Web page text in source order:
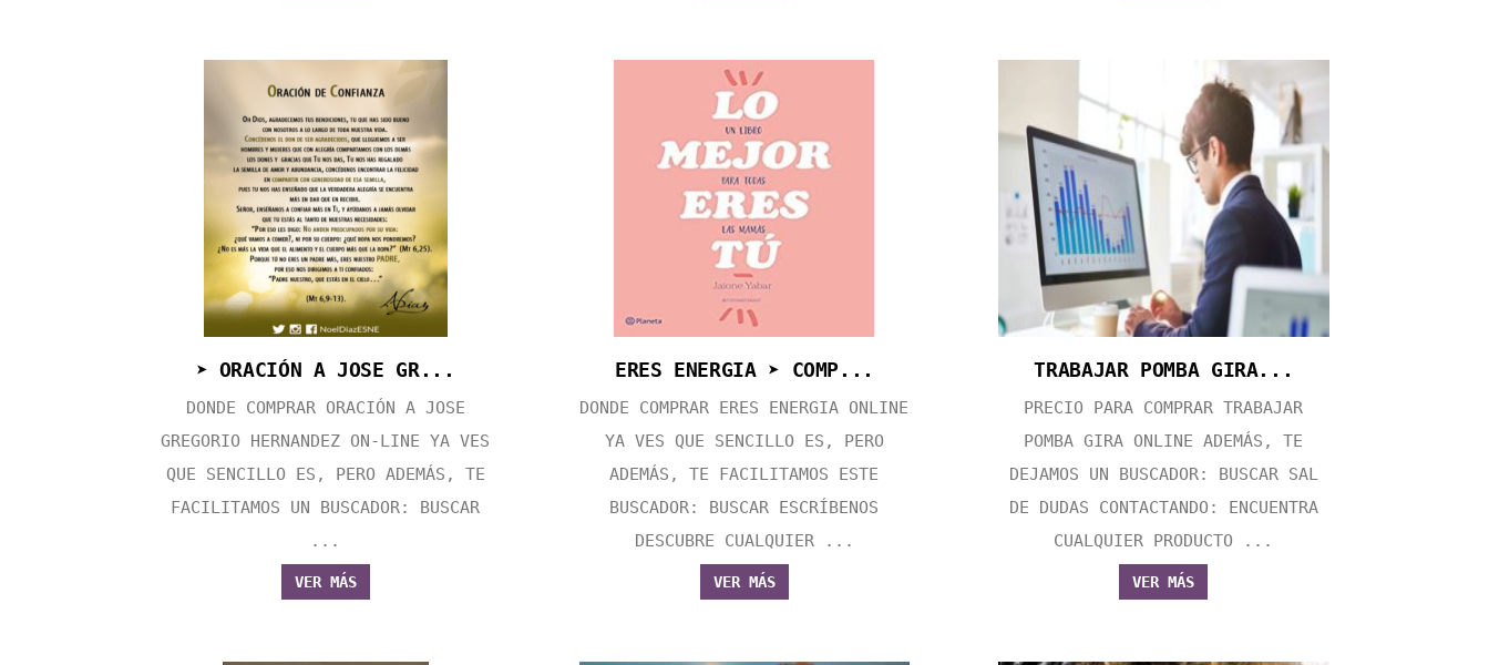
➤ ORACIÓN A JOSE GR...
DONDE COMPRAR ORACIÓN A JOSE
GREGORIO HERNANDEZ ON-LINE YA VES
QUE SENCILLO ES, PERO ADEMÁS, TE
FACILITAMOS UN BUSCADOR: BUSCAR
...
VER MÁS
ERES ENERGIA ➤ COMP...
DONDE COMPRAR ERES ENERGIA ONLINE
YA VES QUE SENCILLO ES, PERO
ADEMÁS, TE FACILITAMOS ESTE
BUSCADOR: BUSCAR ESCRÍBENOS
DESCUBRE CUALQUIER ...
VER MÁS
TRABAJAR POMBA GIRA...
PRECIO PARA COMPRAR TRABAJAR
POMBA GIRA ONLINE ADEMÁS, TE
DEJAMOS UN BUSCADOR: BUSCAR SAL
DE DUDAS CONTACTANDO: ENCUENTRA
CUALQUIER PRODUCTO ...
VER MÁS